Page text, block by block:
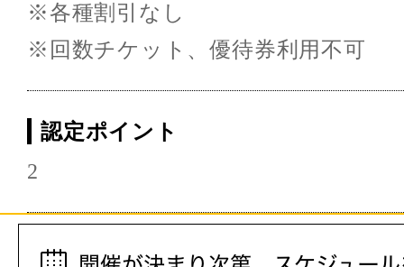
※各種割引なし
※回数チケット、優待券利用不可
認定ポイント
2